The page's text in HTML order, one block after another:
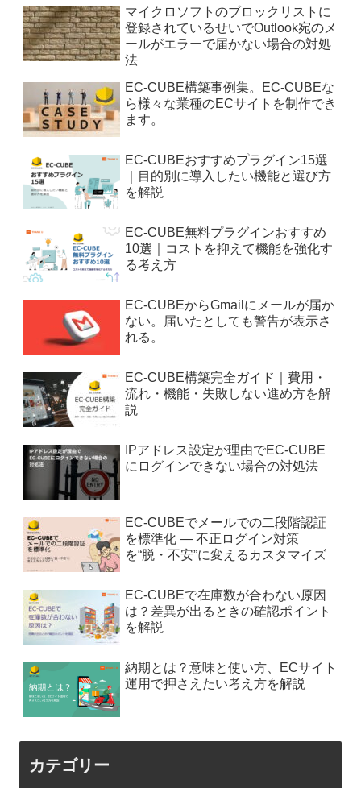
マイクロソフトのブロックリストに
登録されているせいでOutlook宛のメ
ールがエラーで届かない場合の対処
法
EC-CUBE構築事例集。EC-CUBEな
ら様々な業種のECサイトを制作でき
ます。
EC-CUBEおすすめプラグイン15選
｜目的別に導入したい機能と選び方
を解説
EC-CUBE無料プラグインおすすめ
10選｜コストを抑えて機能を強化す
る考え方
EC-CUBEからGmailにメールが届か
ない。届いたとしても警告が表示さ
れる。
EC-CUBE構築完全ガイド｜費用・
流れ・機能・失敗しない進め方を解
説
IPアドレス設定が理由でEC-CUBE
にログインできない場合の対処法
EC-CUBEでメールでの二段階認証
を標準化 — 不正ログイン対策
を“脱・不安”に変えるカスタマイズ
EC-CUBEで在庫数が合わない原因
は？差異が出るときの確認ポイント
を解説
納期とは？意味と使い方、ECサイト
運用で押さえたい考え方を解説
カテゴリー